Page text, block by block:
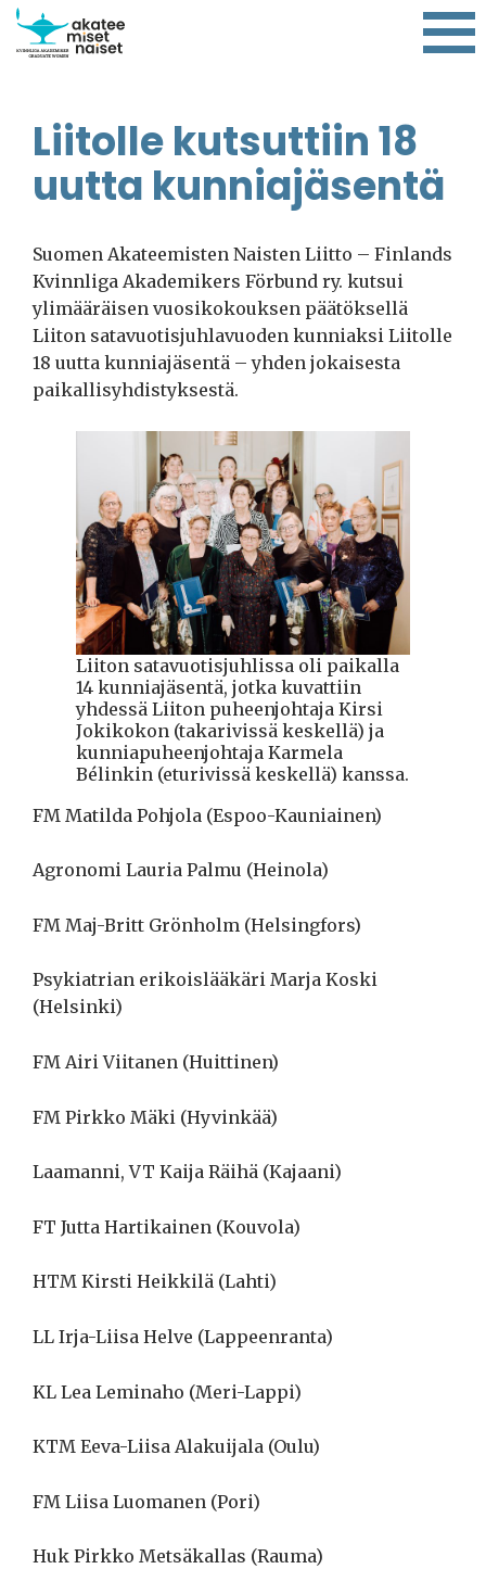
Liitolle kutsuttiin 18
uutta kunniajäsentä
Suomen Akateemisten Naisten Liitto – Finlands
Kvinnliga Akademikers Förbund ry. kutsui
ylimääräisen vuosikokouksen päätöksellä
Liiton satavuotisjuhlavuoden kunniaksi Liitolle
18 uutta kunniajäsentä – yhden jokaisesta
paikallisyhdistyksestä.
Liiton satavuotisjuhlissa oli paikalla
14 kunniajäsentä, jotka kuvattiin
yhdessä Liiton puheenjohtaja Kirsi
Jokikokon (takarivissä keskellä) ja
kunniapuheenjohtaja Karmela
Bélinkin (eturivissä keskellä) kanssa.
FM Matilda Pohjola (Espoo-Kauniainen)
Agronomi Lauria Palmu (Heinola)
FM Maj-Britt Grönholm (Helsingfors)
Psykiatrian erikoislääkäri Marja Koski
(Helsinki)
FM Airi Viitanen (Huittinen)
FM Pirkko Mäki (Hyvinkää)
Laamanni, VT Kaija Räihä (Kajaani)
FT Jutta Hartikainen (Kouvola)
HTM Kirsti Heikkilä (Lahti)
LL Irja-Liisa Helve (Lappeenranta)
KL Lea Leminaho (Meri-Lappi)
KTM Eeva-Liisa Alakuijala (Oulu)
FM Liisa Luomanen (Pori)
Huk Pirkko Metsäkallas (Rauma)